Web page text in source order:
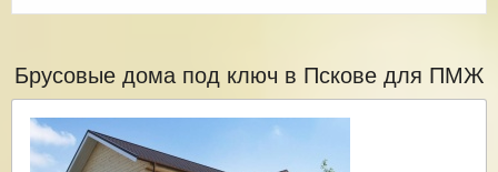
Брусовые дома под ключ в Пскове для ПМЖ